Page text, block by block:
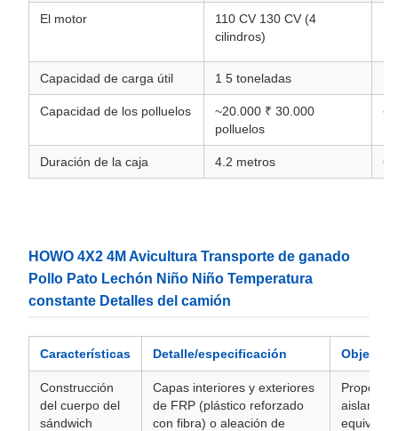
El motor
110 CV 130 CV (4
cilindros)
Capacidad de carga útil 1 5 toneladas
Capacidad de los polluelos
~20.000 ₹ 30.000
polluelos
Duración de la caja 4.2 metros
HOWO 4X2 4M Avicultura Transporte de ganado
Pollo Pato Lechón Niño Niño Temperatura
constante Detalles del camión
Características Detalle/especificación Objetivo
Construcción
del cuerpo del
sándwich
Capas interiores y exteriores
de FRP (plástico reforzado
con fibra) o aleación de